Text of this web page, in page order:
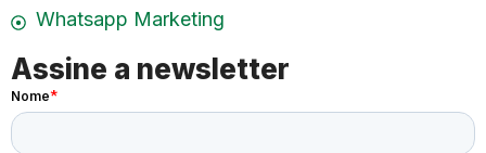
Whatsapp Marketing
Assine a newsletter